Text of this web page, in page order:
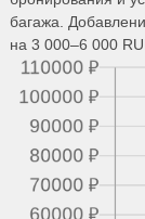
багажа.
на 3 000–6 000